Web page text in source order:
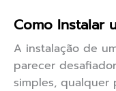
Como Instalar
A instalação de
parecer
simples, qualquer